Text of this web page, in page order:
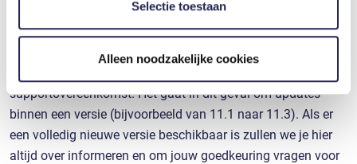
gebruiken.
Selectie toestaan
Alleen noodzakelijke cookies
zal proactief alle benodigde updates binnen jouw Umbraco-
versie voor jou uitvoeren. Op deze manier is jouw CMS altijd
up-to-date en voldoet deze aan de nieuwste
supportovereenkomst. Het gaat in dit geval om updates
binnen een versie (bijvoorbeeld van 11.1 naar 11.3). Als er
een volledig nieuwe versie beschikbaar is zullen we je hier
altijd over informeren en om jouw goedkeuring vragen voor